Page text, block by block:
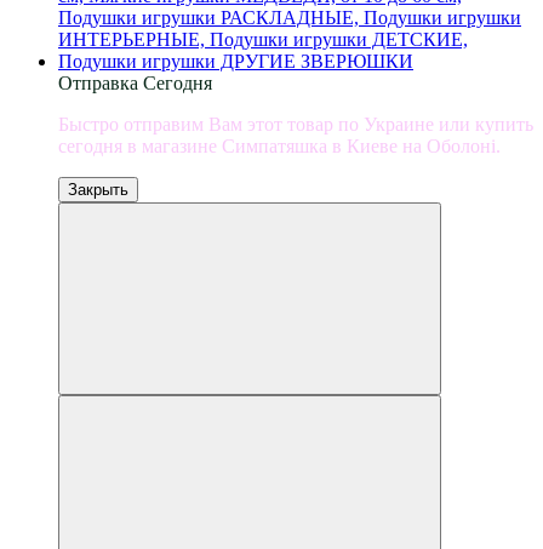
Отправка Сегодня
Быстро отправим Вам этот товар по Украине или купить
сегодня в магазине Симпатяшка в Киеве на Оболоні.
Закрыть